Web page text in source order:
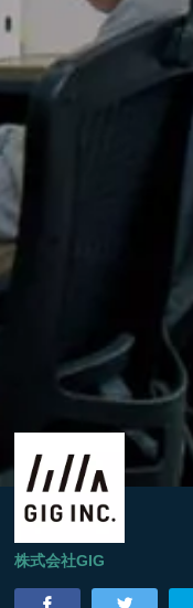
株式会社GIG